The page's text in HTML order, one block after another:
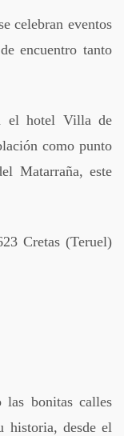
celebran eventos
encuentro tanto
el hotel Villa de
como punto
Matarraña, este
Cretas (Teruel)
las bonitas calles
historia, desde el